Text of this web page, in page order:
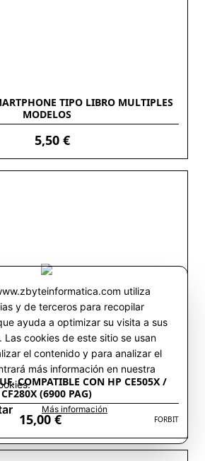
TIPO LIBRO MULTIPLES
MODELOS
5,50 €
COMPATIBLE CON HP CE505X /
CF280X (6900 PAG)
15,00 € FORBIT
utiliza
y de terceros para recopilar
ayuda a optimizar su visita a sus
Las cookies de este sitio se usan
el contenido y para analizar el
más información en nuestra
Más información